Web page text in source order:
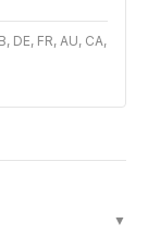
DE, FR, AU, CA,
▼